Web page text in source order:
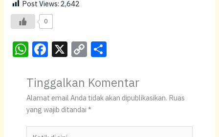
Post Views: 2,642
0
W
at
s
A
p
F
c
e
b
o
X C
p
y
Li
n
ar
e
Tinggalkan Komentar
Alamat email Anda tidak akan dipublikasikan. Ruas
yang wajib ditandai *